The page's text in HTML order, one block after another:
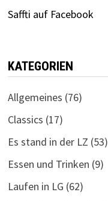
Saffti auf Facebook
KATEGORIEN
Allgemeines (76)
Classics (17)
Es stand in der LZ (53)
Essen und Trinken (9)
Laufen in LG (62)